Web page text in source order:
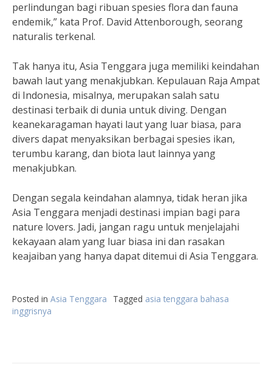
perlindungan bagi ribuan spesies flora dan fauna
endemik,” kata Prof. David Attenborough, seorang
naturalis terkenal.
Tak hanya itu, Asia Tenggara juga memiliki keindahan
bawah laut yang menakjubkan. Kepulauan Raja Ampat
di Indonesia, misalnya, merupakan salah satu
destinasi terbaik di dunia untuk diving. Dengan
keanekaragaman hayati laut yang luar biasa, para
divers dapat menyaksikan berbagai spesies ikan,
terumbu karang, dan biota laut lainnya yang
menakjubkan.
Dengan segala keindahan alamnya, tidak heran jika
Asia Tenggara menjadi destinasi impian bagi para
nature lovers. Jadi, jangan ragu untuk menjelajahi
kekayaan alam yang luar biasa ini dan rasakan
keajaiban yang hanya dapat ditemui di Asia Tenggara.
Posted in Asia Tenggara Tagged asia tenggara bahasa
inggrisnya